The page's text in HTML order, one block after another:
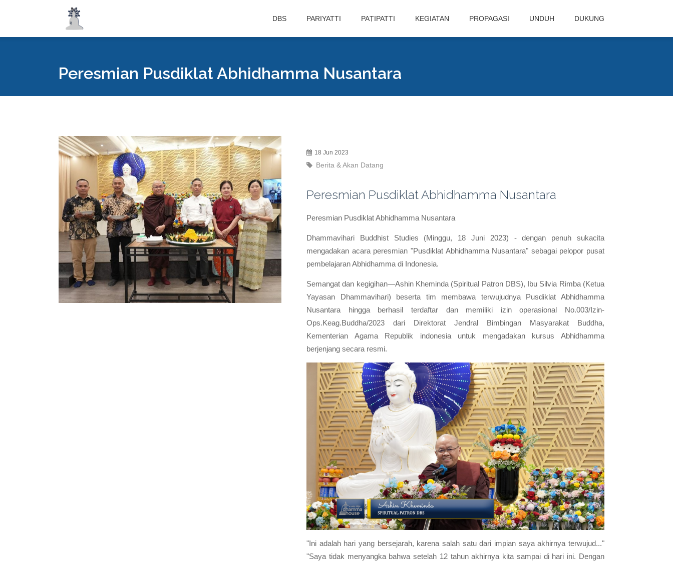
DBS PARIYATTI PAṬIPATTI KEGIATAN PROPAGASI UNDUH DUKUNG
Peresmian Pusdiklat Abhidhamma Nusantara
18 Jun 2023
Berita & Akan Datang
Peresmian Pusdiklat Abhidhamma Nusantara
Peresmian Pusdiklat Abhidhamma Nusantara
Dhammavihari Buddhist Studies (Minggu, 18 Juni 2023) - dengan penuh sukacita
mengadakan acara peresmian "Pusdiklat Abhidhamma Nusantara" sebagai pelopor pusat
pembelajaran Abhidhamma di Indonesia.
Semangat dan kegigihan—Ashin Kheminda (Spiritual Patron DBS), Ibu Silvia Rimba (Ketua
Yayasan Dhammavihari) beserta tim membawa terwujudnya Pusdiklat Abhidhamma
Nusantara hingga berhasil terdaftar dan memiliki izin operasional No.003/Izin-
Ops.Keag.Buddha/2023 dari Direktorat Jendral Bimbingan Masyarakat Buddha,
Kementerian Agama Republik indonesia untuk mengadakan kursus Abhidhamma
berjenjang secara resmi.
"Ini adalah hari yang bersejarah, karena salah satu dari impian saya akhirnya terwujud..."
"Saya tidak menyangka bahwa setelah 12 tahun akhirnya kita sampai di hari ini. Dengan